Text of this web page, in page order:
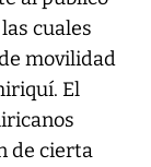
cuales
movilidad
El
de cierta